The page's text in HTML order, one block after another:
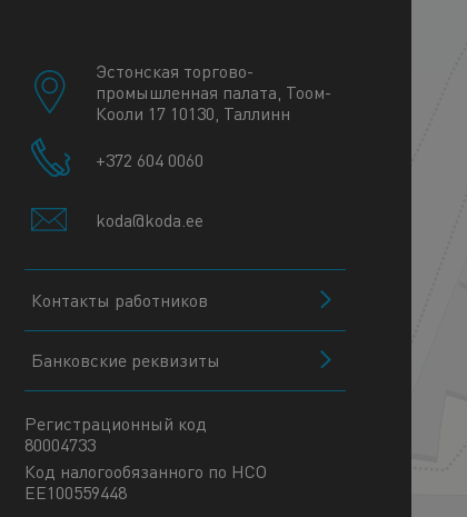
Эстонская торгово-
промышленная палата, Тоом-
Кооли 17 10130, Таллинн
+372 604 0060
koda@koda.ee
Контакты работников
Банковские реквизиты
Регистрационный код
80004733
Код налогообязанного по НСО
EE100559448